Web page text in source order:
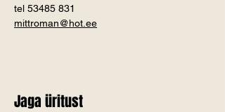
tel 53485 831
mittroman@hot.ee
Jaga üritust